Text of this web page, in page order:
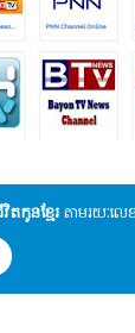
កូនខ្មែរ តាមរយៈលេ